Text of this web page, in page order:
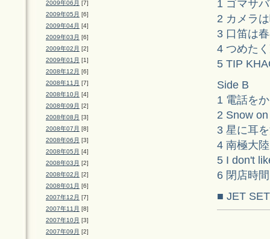
2009年06月 [7]
2009年05月 [6]
2009年04月 [4]
2009年03月 [6]
2009年02月 [2]
2009年01月 [1]
2008年12月 [6]
2008年11月 [7]
2008年10月 [4]
2008年09月 [2]
2008年08月 [3]
2008年07月 [8]
2008年06月 [3]
2008年05月 [4]
2008年03月 [2]
2008年02月 [2]
2008年01月 [6]
2007年12月 [7]
2007年11月 [8]
2007年10月 [3]
2007年09月 [2]
1 ゴマサ
2 カメラ
3 口笛は
4 つめた
5 TIP
Side B
1 電話を
2 Snow
3 星に耳
4 南極大陸
5 I don't
6 閉店時間
■ JET